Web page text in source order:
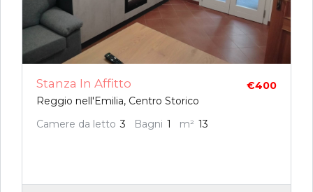
Stanza In Affitto
Reggio nell'Emilia, Centro Storico
€400
Camere da letto 3 Bagni 1 m² 13